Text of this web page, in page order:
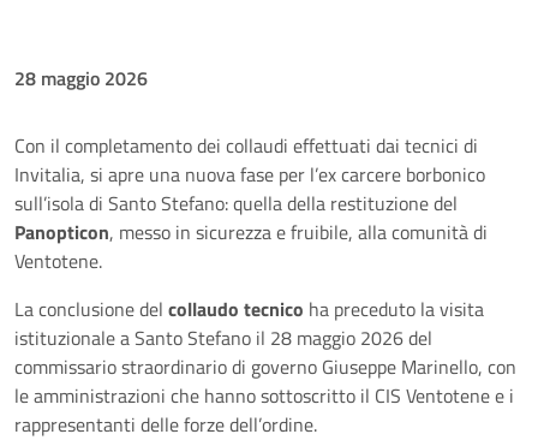
28 maggio 2026
Con il completamento dei collaudi effettuati dai tecnici di
Invitalia, si apre una nuova fase per l’ex carcere borbonico
sull’isola di Santo Stefano: quella della restituzione del
Panopticon, messo in sicurezza e fruibile, alla comunità di
Ventotene.
La conclusione del collaudo tecnico ha preceduto la visita
istituzionale a Santo Stefano il 28 maggio 2026 del
commissario straordinario di governo Giuseppe Marinello, con
le amministrazioni che hanno sottoscritto il CIS Ventotene e i
rappresentanti delle forze dell’ordine.